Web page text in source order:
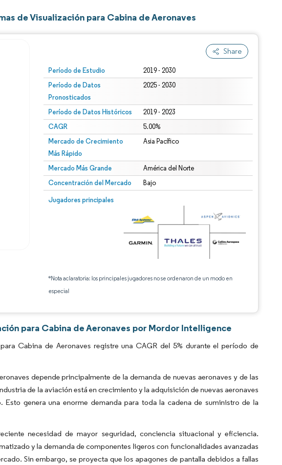
de Visualización para Cabina de Aeronaves
Share
Período de Estudio 2019 - 2030
Período de Datos
Pronosticados
2025 - 2030
Período de Datos Históricos 2019 - 2023
CAGR 5.00%
Mercado de Crecimiento
Más Rápido
Asia Pacífico
Mercado Más Grande América del Norte
Concentración del Mercado Bajo
Jugadores principales
*Nota aclaratoria: los principales jugadores no se ordenaron de un modo en
especial
para Cabina de Aeronaves por Mordor Intelligence
Cabina de Aeronaves registre una CAGR del 5% durante el período de
depende principalmente de la demanda de nuevas aeronaves y de las
de la aviación está en crecimiento y la adquisición de nuevas aeronaves
genera una enorme demanda para toda la cadena de suministro de la
necesidad de mayor seguridad, conciencia situacional y eficiencia.
y la demanda de componentes ligeros con funcionalidades avanzadas
Sin embargo, se proyecta que los apagones de pantalla debidos a fallas